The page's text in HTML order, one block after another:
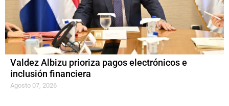
Valdez Albizu prioriza pagos electrónicos e
inclusión financiera
Agosto 07, 2026